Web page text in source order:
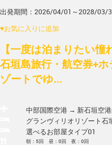
出発期間：2026/04/01～2028/03/
♥お気に入りに追加
【一度は泊まりたい
石垣島旅行・航空券+
ゾートでゆ...
中部国際空港 → 新石垣空港
グランヴィリオリゾート石
選べるお部屋タイプ01
朝：5回 昼：0回 夜：0回